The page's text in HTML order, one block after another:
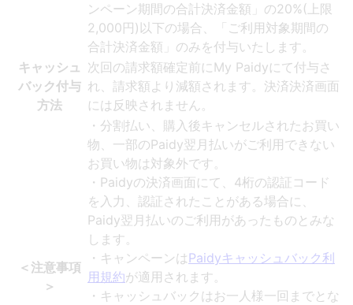
ンペーン期間の合計決済金額」の20%(上限
2,000円)以下の場合、「ご利用対象期間の
合計決済金額」のみを付与いたします。
キャッシュ
バック付与
方法
次回の請求額確定前にMy Paidyにて付与さ
れ、請求額より減額されます。決済決済画面
には反映されません。
＜注意事項
＞
・分割払い、購入後キャンセルされたお買い
物、一部のPaidy翌月払いがご利用できない
お買い物は対象外です。
・Paidyの決済画面にて、4桁の認証コード
を入力、認証されたことがある場合に、
Paidy翌月払いのご利用があったものとみな
します。
・キャンペーンはPaidyキャッシュバック利
用規約が適用されます。
・キャッシュバックはお一人様一回までとな